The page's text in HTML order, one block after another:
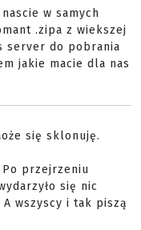
w samych
.zipa z wiekszej
server do pobrania
jakie macie dla nas
się sklonuję.
przejrzeniu
się nic
A wszyscy i tak piszą